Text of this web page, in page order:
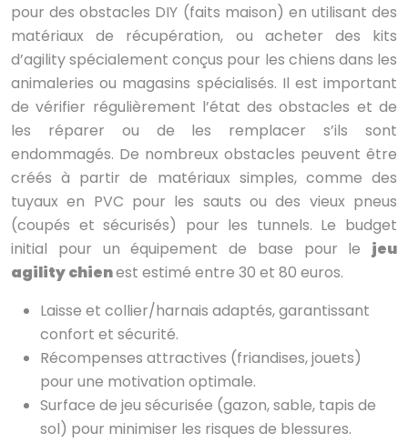
pour des obstacles DIY (faits maison) en utilisant des
matériaux de récupération, ou acheter des kits
d’agility spécialement conçus pour les chiens dans les
animaleries ou magasins spécialisés. Il est important
de vérifier régulièrement l’état des obstacles et de
les réparer ou de les remplacer s’ils sont
endommagés. De nombreux obstacles peuvent être
créés à partir de matériaux simples, comme des
tuyaux en PVC pour les sauts ou des vieux pneus
(coupés et sécurisés) pour les tunnels. Le budget
initial pour un équipement de base pour le jeu
agility chienest estimé entre 30 et 80 euros.
Laisse et collier/harnais adaptés, garantissant
confort et sécurité.
Récompenses attractives (friandises, jouets)
pour une motivation optimale.
Surface de jeu sécurisée (gazon, sable, tapis de
sol) pour minimiser les risques de blessures.